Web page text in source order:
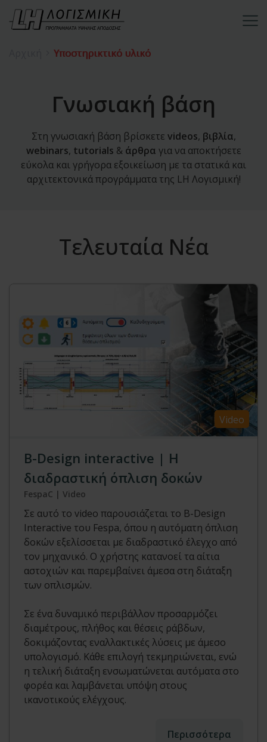
Υποστηρικτικό υλικό
Γνωσιακή βάση
Στη γνωσιακή βάση βρίσκετε videos, βιβλία,
webinars, tutorials & άρθρα για να αποκτήσετε
εύκολα και γρήγορα εξοικείωση με τα στατικά και
αρχιτεκτονικά προγράμματα της LH Λογισμική!
Τελευταία Νέα
Video
Β-Design interactive | Η
διαδραστική όπλιση δοκών
FespaC | Video
Σε αυτό το video παρουσιάζεται το B-Design
Interactive του Fespa, όπου η αυτόματη όπλιση
δοκών εξελίσσεται με διαδραστικό έλεγχο από
τον μηχανικό. Ο χρήστης κατανοεί τα αίτια
αστοχιών και παρεμβαίνει άμεσα στη διάταξη
των οπλισμών.
Σε ένα δυναμικό περιβάλλον προσαρμόζει
διαμέτρους, πλήθος και θέσεις ράβδων,
δοκιμάζοντας εναλλακτικές λύσεις με άμεσο
υπολογισμό. Κάθε επιλογή τεκμηριώνεται, ενώ
η τελική διάταξη ενσωματώνεται αυτόματα στο
φορέα και λαμβάνεται υπόψη στους
ικανοτικούς ελέγχους.
Περισσότερα